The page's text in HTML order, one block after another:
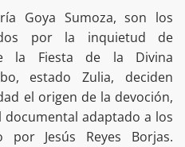
Goya Sumoza, son los
por la inquietud de
la Fiesta de la Divina
estado Zulia, deciden
el origen de la devoción,
adaptado a los
por Jesús Reyes Borjas.